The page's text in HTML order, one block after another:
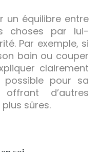
un équilibre entre
choses par lui-
Par exemple, si
bain ou couper
clairement
possible pour sa
d’autres
sûres.